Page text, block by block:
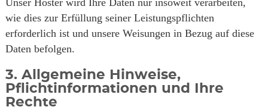
wie dies zur Erfüllung seiner Leistungspflichten
erforderlich ist und unsere Weisungen in Bezug auf diese
Daten befolgen.
3. Allgemeine Hinweise,
Pflichtinformationen und Ihre
Rechte